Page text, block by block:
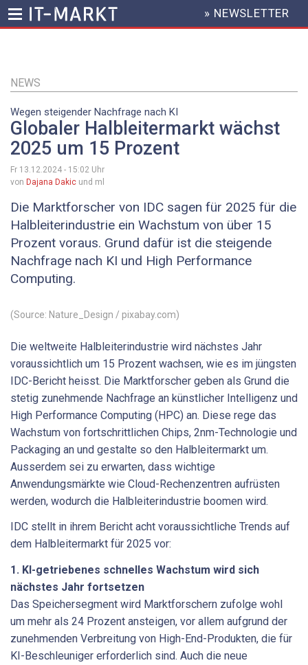
Inhalt
HEADER
MENU
» NEWSLETTER
NEWS
Wegen steigender Nachfrage nach KI
Globaler Halbleitermarkt wächst
2025 um 15 Prozent
Fr 13.12.2024 - 15:02 Uhr
von Dajana Dakic und ml
Die Marktforscher von IDC sagen für 2025 für die
Halbleiterindustrie ein Wachstum von über 15
Prozent voraus. Grund dafür ist die steigende
Nachfrage nach KI und High Performance
Computing.
(Source: Nature_Design / pixabay.com)
Die weltweite Halbleiterindustrie wird nächstes Jahr
voraussichtlich um 15 Prozent wachsen, wie es im jüngsten
IDC-Bericht heisst. Die Marktforscher geben als Grund die
stetig zunehmende Nachfrage an künstlicher Intelligenz und
High Performance Computing (HPC) an. Diese rege das
Wachstum von fortschrittlichen Chips, 2nm-Technologie und
Packaging an und gestalte so den Halbleitermarkt um.
Ausserdem sei zu erwarten, dass wichtige
Anwendungsmärkte wie Cloud-Rechenzentren aufrüsten
werden, wodurch die Halbleiterindustrie boomen wird.
IDC stellt in ihrem Bericht acht voraussichtliche Trends auf
dem Halbleitermarkt für 2025 vor:
1. KI-getriebenes schnelles Wachstum wird sich
nächstes Jahr fortsetzen
Das Speichersegment wird Marktforschern zufolge wohl
um mehr als 24 Prozent ansteigen, vor allem aufgrund der
zunehmenden Verbreitung von High-End-Produkten, die für
KI-Beschleuniger erforderlich sind. Auch die neue